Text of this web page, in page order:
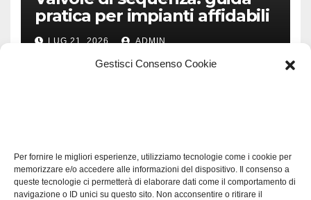
Gestisci Consenso Cookie
Per fornire le migliori esperienze, utilizziamo tecnologie come i cookie per
memorizzare e/o accedere alle informazioni del dispositivo. Il consenso a
queste tecnologie ci permetterà di elaborare dati come il comportamento di
navigazione o ID unici su questo sito. Non acconsentire o ritirare il
pratica per impianti affidabili
LUG 21, 2026 ADMIN
guida pratica alla scelta
efficace
LUG 17, 2026 ADMIN